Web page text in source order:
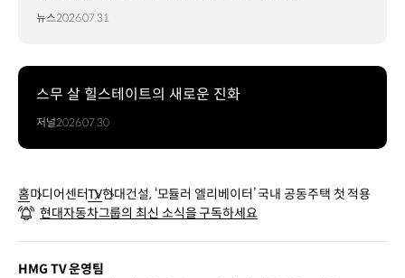
뉴스2026.07.31
스무 살 힐스테이트의 새로운 진화
저널2026.07.30
홈미디어센터TV현대건설, ‘모듈러 엘리베이터’ 국내 공동주택 첫 적용
현대자동차그룹의 최신 소식을 구독하세요
HMG TV 운영팀